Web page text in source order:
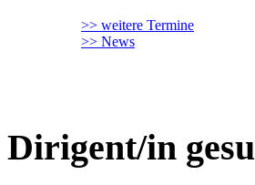
>> weitere Termine
>> News
Dirigent/in